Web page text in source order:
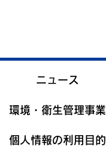
ニュース
環境・衛生管理事業
個人情報の利用目的